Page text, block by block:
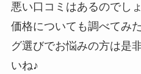
悪い口コミはあるのでし
価格についても調べてみ
グ選びでお悩みの方は是
いね♪